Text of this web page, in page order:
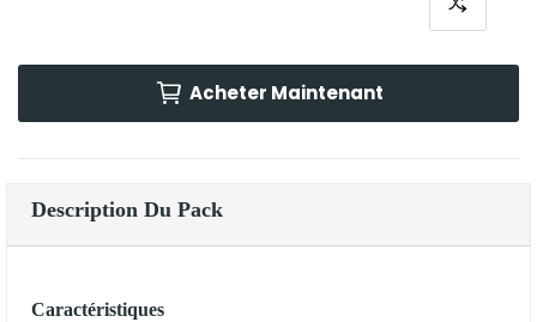
Acheter Maintenant
Description Du Pack
Caractéristiques